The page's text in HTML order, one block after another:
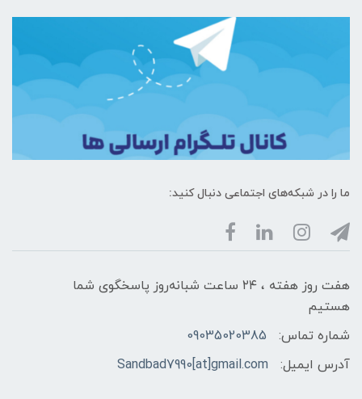
ما را در شبکه‌های اجتماعی دنبال کنید:
هفت روز هفته ، ۲۴ ساعت شبانه‌روز پاسخگوی شما
هستیم
شماره تماس:
09035020385
آدرس ایمیل:
Sandbad7990[at]gmail.com